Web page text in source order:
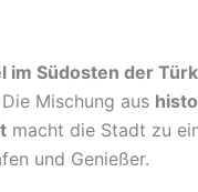
im Südosten der
Mischung aus
macht die Stadt zu
und Genießer.